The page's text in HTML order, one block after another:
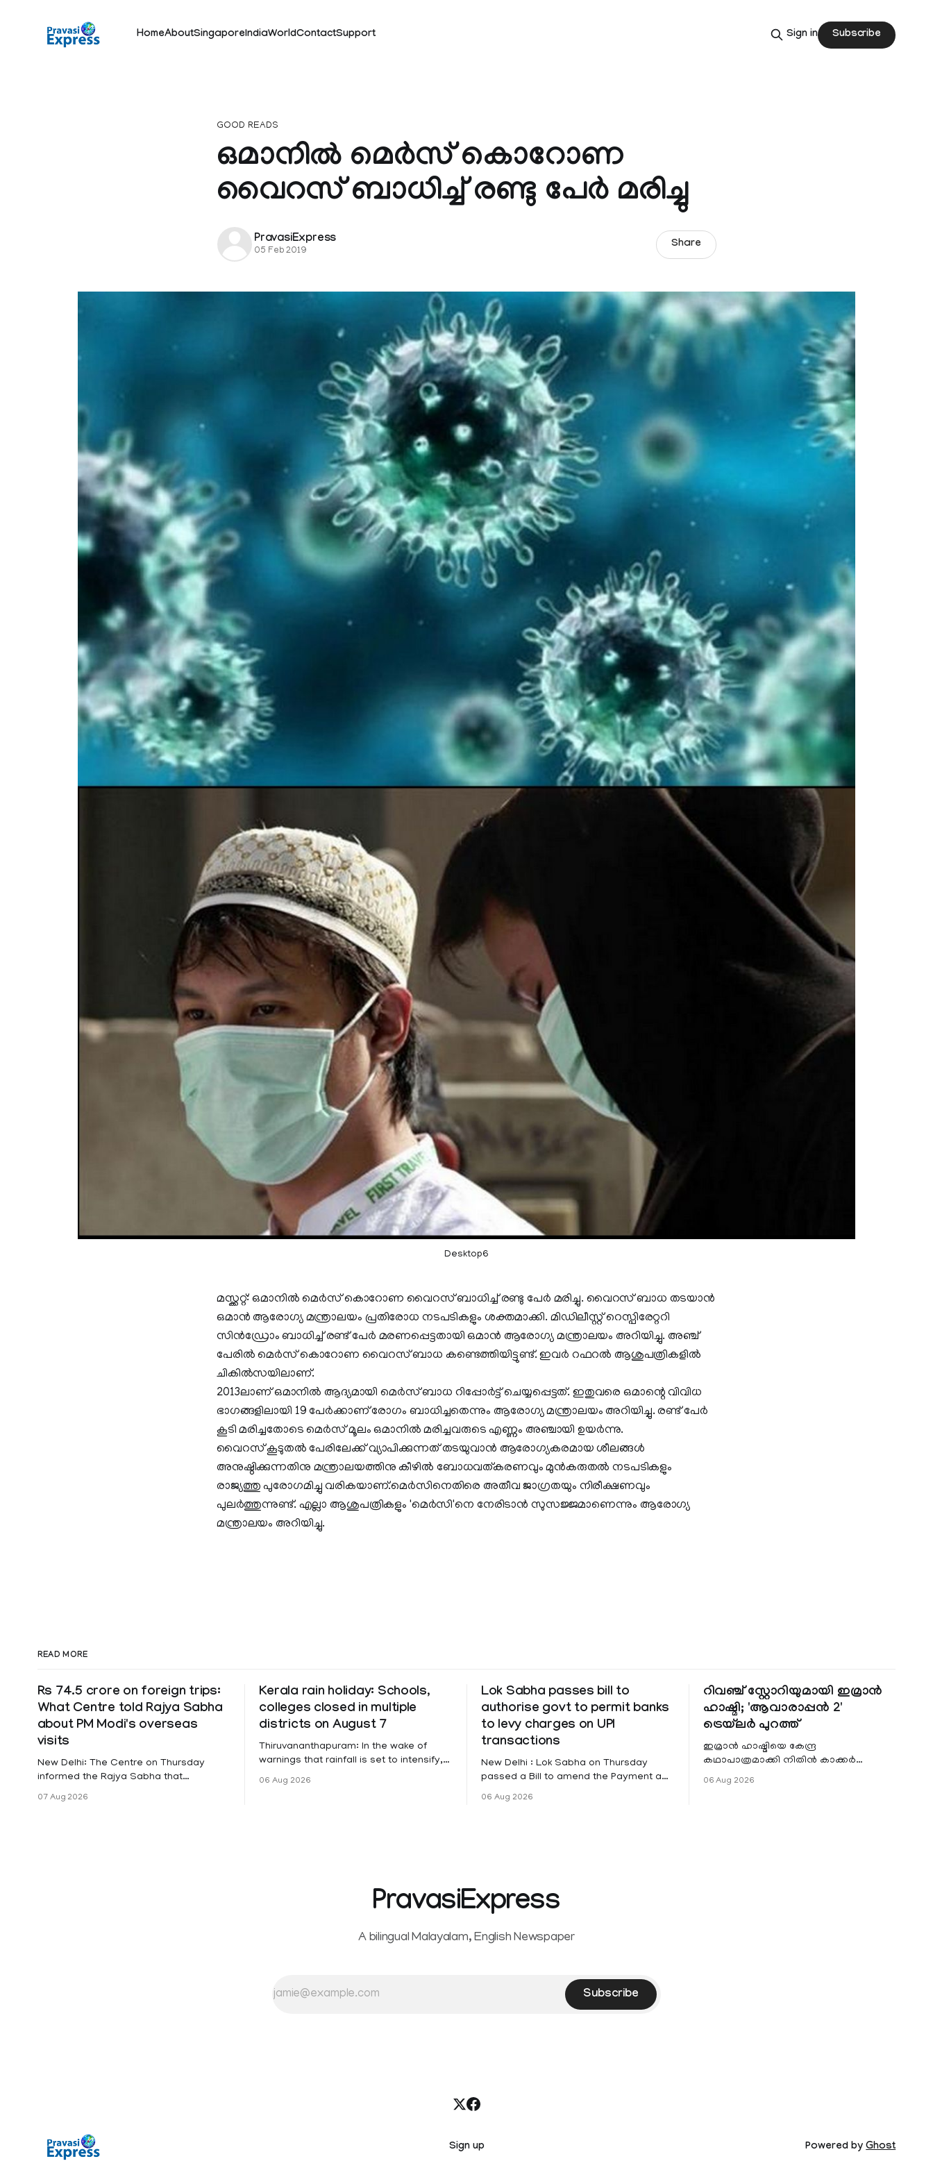
HomeAboutSingaporeIndiaWorldContactSupport Sign in Subscribe
GOOD READS
ഒമാനിൽ മെർസ് കൊറോണ
വൈറസ് ബാധിച്ച് രണ്ടു പേർ മരിച്ചു
PravasiExpress
05 Feb 2019
Share
Desktop6
മസ്ക്കറ്റ്: ഒമാനിൽ മെർസ് കൊറോണ വൈറസ് ബാധിച്ച് രണ്ടു പേർ മരിച്ചു. വൈറസ് ബാധ തടയാൻ
ഒമാൻ ആരോഗ്യ മന്ത്രാലയം പ്രതിരോധ നടപടികളും ശക്തമാക്കി. മിഡിലീസ്റ്റ് റെസ്പിരേറ്ററി
സിൻഡ്രോം ബാധിച്ച് രണ്ട് പേർ മരണപ്പെട്ടതായി ഒമാൻ ആരോഗ്യ മന്ത്രാലയം അറിയിച്ചു. അഞ്ച്
പേരിൽ മെർസ് കൊറോണ വൈറസ് ബാധ കണ്ടെത്തിയിട്ടുണ്ട്. ഇവർ റഫറൽ ആശുപത്രികളിൽ
ചികിൽസയിലാണ്.
2013ലാണ് ഒമാനിൽ ആദ്യമായി മെർസ് ബാധ റിപ്പോർട്ട് ചെയ്യപ്പെട്ടത്. ഇതുവരെ ഒമാന്റെ വിവിധ
ഭാഗങ്ങളിലായി 19 പേർക്കാണ് രോഗം ബാധിച്ചതെന്നും ആരോഗ്യ മന്ത്രാലയം അറിയിച്ചു. രണ്ട് പേർ
കൂടി മരിച്ചതോടെ മെർസ് മൂലം ഒമാനിൽ മരിച്ചവരുടെ എണ്ണം അഞ്ചായി ഉയർന്നു.
വൈറസ് കൂടുതൽ പേരിലേക്ക് വ്യാപിക്കുന്നത് തടയുവാൻ ആരോഗ്യകരമായ ശീലങ്ങൾ
അനുഷ്ഠിക്കുന്നതിനു മന്ത്രാലയത്തിനു കീഴിൽ ബോധവത്കരണവും മുൻകരുതൽ നടപടികളും
രാജ്യത്തു പുരോഗമിച്ചു വരികയാണ്.മെർസിനെതിരെ അതീവ ജാഗ്രതയും നിരീക്ഷണവും
പുലർത്തുന്നുണ്ട്. എല്ലാ ആശുപത്രികളും 'മെർസി'നെ നേരിടാൻ സുസജ്ജമാണെന്നും ആരോഗ്യ
മന്ത്രാലയം അറിയിച്ചു.
READ MORE
Rs 74.5 crore on foreign trips:
What Centre told Rajya Sabha
about PM Modi's overseas
visits
New Delhi: The Centre on Thursday
informed the Rajya Sabha that
Modi's foreign visits has crossed ₹74.5
07 Aug 2026
Kerala rain holiday: Schools,
colleges closed in multiple
districts on August 7
Thiruvananthapuram: In the wake of
warnings that rainfall is set to intensify,
Friday for educational institutions across
06 Aug 2026
Lok Sabha passes bill to
authorise govt to permit banks
to levy charges on UPI
transactions
New Delhi : Lok Sabha on Thursday
passed a Bill to amend the Payment and
authorises the government to permit
06 Aug 2026
റിവഞ്ച് സ്റ്റോറിയുമായി ഇമ്രാൻ
ഹാഷ്മി; 'ആവാരാപ്പൻ 2'
ട്രെയ്‌ലർ പുറത്ത്
ഇമ്രാൻ ഹാഷ്മിയെ കേന്ദ്ര
കഥാപാത്രമാക്കി നിതിൻ കാക്കർ
'ആവാരാപ്പൻ 2'. ഐഎംഡിബി പട്ടിക
06 Aug 2026
PravasiExpress
A bilingual Malayalam, English Newspaper
Subscribe
Sign up Powered byGhost